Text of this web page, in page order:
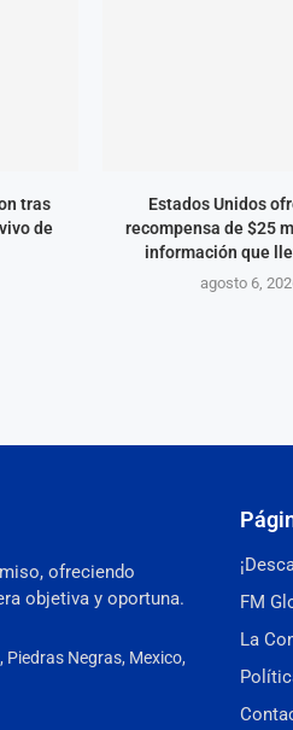
tras
de
Estados Unidos
recompensa de $25
información que
agosto 6,
ofreciendo
objetiva y oportuna.
Negras, Mexico,
FM
La